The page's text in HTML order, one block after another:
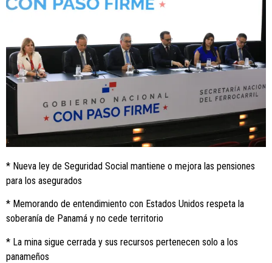
* Nueva ley de Seguridad Social mantiene o mejora las pensiones
para los asegurados
* Memorando de entendimiento con Estados Unidos respeta la
soberanía de Panamá y no cede territorio
* La mina sigue cerrada y sus recursos pertenecen solo a los
panameños